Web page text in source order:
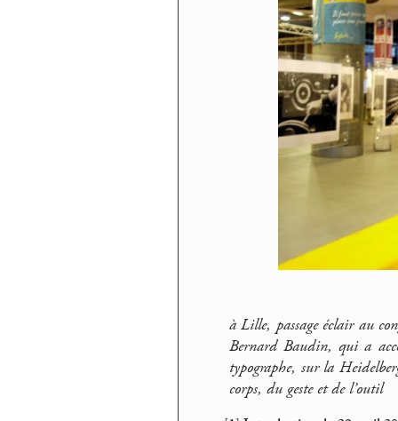
à Lille, passage éclair au
Bernard Baudin, qui a
typographe, sur la
corps, du geste et de l’outil